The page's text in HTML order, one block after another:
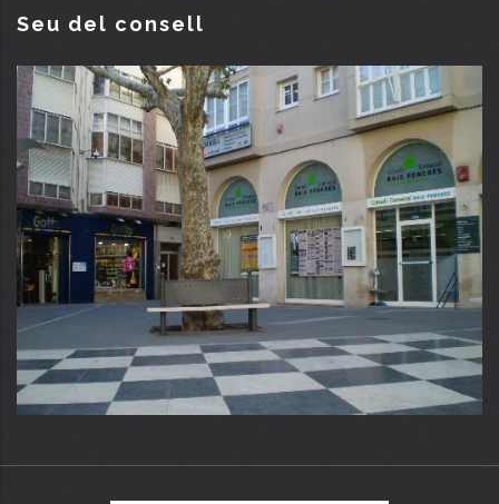
Seu del consell